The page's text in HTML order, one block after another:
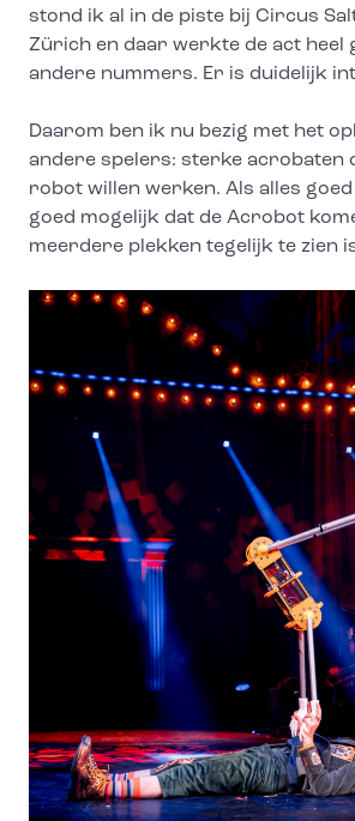
stond ik al in de piste bij Circus
Zürich en daar werkte de act heel
andere nummers. Er is duidelijk
Daarom ben ik nu bezig met het
andere spelers: sterke acrobaten
robot willen werken. Als alles
goed mogelijk dat de Acrobot
meerdere plekken tegelijk te zien